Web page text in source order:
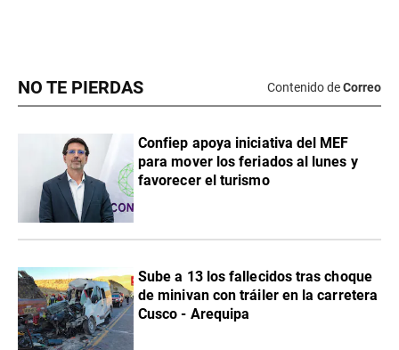
NO TE PIERDAS Contenido deCorreo
Confiep apoya iniciativa del MEF
para mover los feriados al lunes y
favorecer el turismo
Sube a 13 los fallecidos tras choque
de minivan con tráiler en la carretera
Cusco - Arequipa